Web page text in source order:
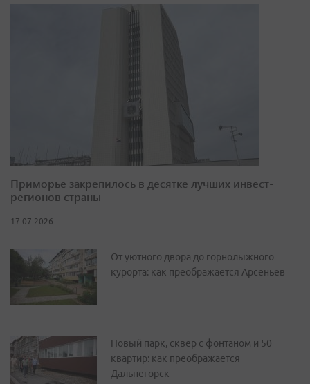
Приморье закрепилось в десятке лучших инвест-
регионов страны
17.07.2026
От уютного двора до горнолыжного
курорта: как преображается Арсеньев
Новый парк, сквер с фонтаном и 50
квартир: как преображается
Дальнегорск